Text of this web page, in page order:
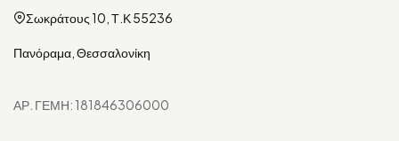
Σωκράτους 10, Τ.Κ 55236
Πανόραμα, Θεσσαλονίκη
ΑΡ. ΓΕΜΗ: 181846306000